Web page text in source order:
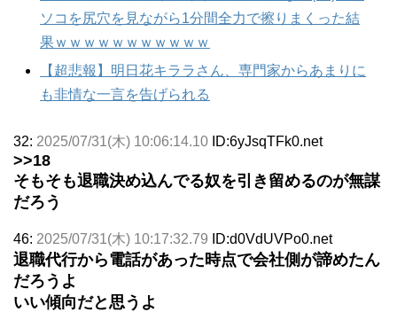
ソコを尻穴を見ながら1分間全力で擦りまくった結
果ｗｗｗｗｗｗｗｗｗｗｗ
【超悲報】明日花キララさん、専門家からあまりに
も非情な一言を告げられる
32: 2025/07/31(木) 10:06:14.10 ID:6yJsqTFk0.net
>>18
そもそも退職決め込んでる奴を引き留めるのが無謀
だろう
46: 2025/07/31(木) 10:17:32.79 ID:d0VdUVPo0.net
退職代行から電話があった時点で会社側が諦めたん
だろうよ
いい傾向だと思うよ